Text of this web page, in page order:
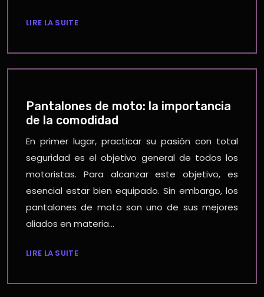
LIRE LA SUITE
Pantalones de moto: la importancia
de la comodidad
En primer lugar, practicar su pasión con total
seguridad es el objetivo general de todos los
motoristas. Para alcanzar este objetivo, es
esencial estar bien equipado. Sin embargo, los
pantalones de moto son uno de sus mejores
aliados en materia…
LIRE LA SUITE